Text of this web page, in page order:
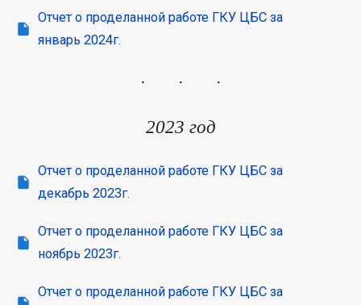
Отчет о проделанной работе ГКУ ЦБС за
январь 2024г.
2023 год
Отчет о проделанной работе ГКУ ЦБС за
декабрь 2023г.
Отчет о проделанной работе ГКУ ЦБС за
ноябрь 2023г.
Отчет о проделанной работе ГКУ ЦБС за